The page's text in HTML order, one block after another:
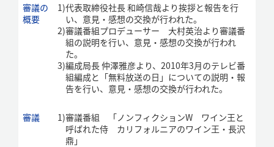
審議の
概要
1)代表取締役社長 和崎信哉より挨拶と報告を行
い、意見・感想の交換が行われた。
2)審議番組プロデューサー 大村英治より審議番
組の説明を行い、意見・感想の交換が行われ
た。
3)編成局長 仲澤雅彦より、2010年3月のテレビ番
組編成と「無料放送の日」についての説明・報
告を行い、意見・感想の交換が行われた。
審議 1)審議番組 「ノンフィクションW ワイン王と
呼ばれた侍 カリフォルニアのワイン王・長沢
鼎」